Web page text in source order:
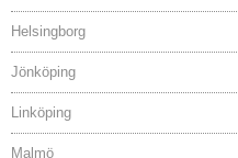
Helsingborg
Jönköping
Linköping
Malmö